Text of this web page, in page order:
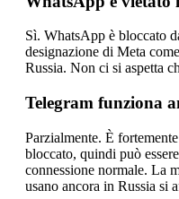
Sì. WhatsApp è bloccato
designazione di Meta
Russia. Non ci si aspetta
Telegram funziona
Parzialmente. È
bloccato, quindi può
connessione normale. La
usano ancora in Russia si